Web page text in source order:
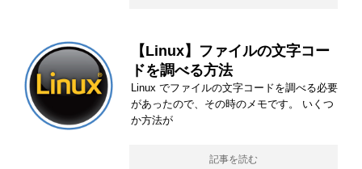
【Linux】ファイルの文字コー
ドを調べる方法
Linux でファイルの文字コードを調べる必要
があったので、その時のメモです。 いくつ
か方法が
記事を読む